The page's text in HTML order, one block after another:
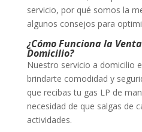
servicio, por qué somos la
algunos consejos para
¿Cómo Funciona la
Domicilio?
Nuestro servicio a domicilio
brindarte comodidad y
que recibas tu gas LP de
necesidad de que salgas de
actividades.